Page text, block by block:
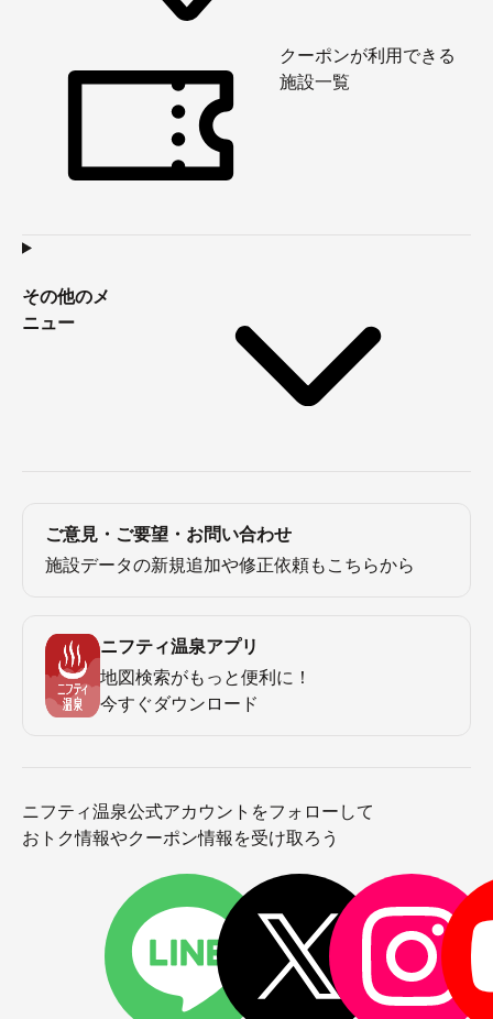
クーポンが利用できる
施設一覧
その他のメ
ニュー
ご意見・ご要望・お問い合わせ
施設データの新規追加や修正依頼もこちらから
ニフティ温泉アプリ
地図検索がもっと便利に！
今すぐダウンロード
ニフティ温泉公式アカウントをフォローして
おトク情報やクーポン情報を受け取ろう